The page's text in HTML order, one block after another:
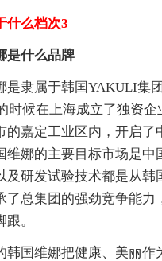
么档次3
是什么品牌
是隶属于韩国YAKULI集
时候在上海成立了独资
的嘉定工业区内，开启了
维娜的主要目标市场是中
及研发试验技术都是从韩
了总集团的强劲竞争能力
。
韩国维娜把健康、美丽作